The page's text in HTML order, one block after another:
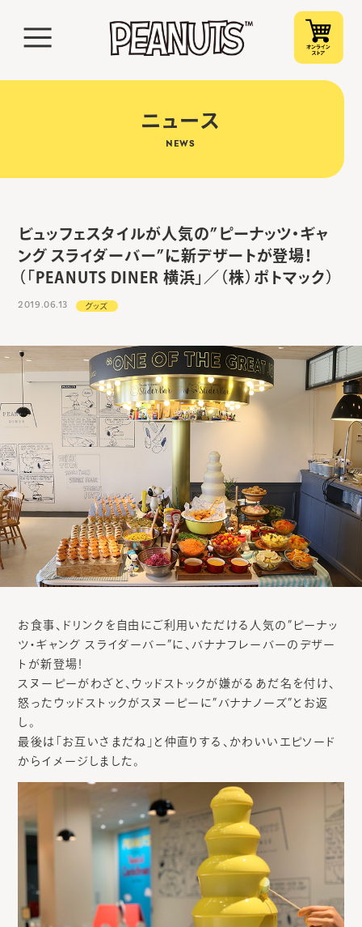
ニュース
NEWS
ビュッフェスタイルが人気の”ピーナッツ・ギャ
ング スライダーバー”に新デザートが登場！
（「PEANUTS DINER 横浜」／（株）ポトマック）
2019.06.13 グッズ
お食事、ドリンクを自由にご利用いただける人気の”ピーナッ
ツ・ギャング スライダーバー”に、バナナフレーバーのデザー
トが新登場！
スヌーピーがわざと、ウッドストックが嫌がるあだ名を付け、
怒ったウッドストックがスヌーピーに”バナナノーズ”とお返
し。
最後は「お互いさまだね」と仲直りする、かわいいエピソード
からイメージしました。